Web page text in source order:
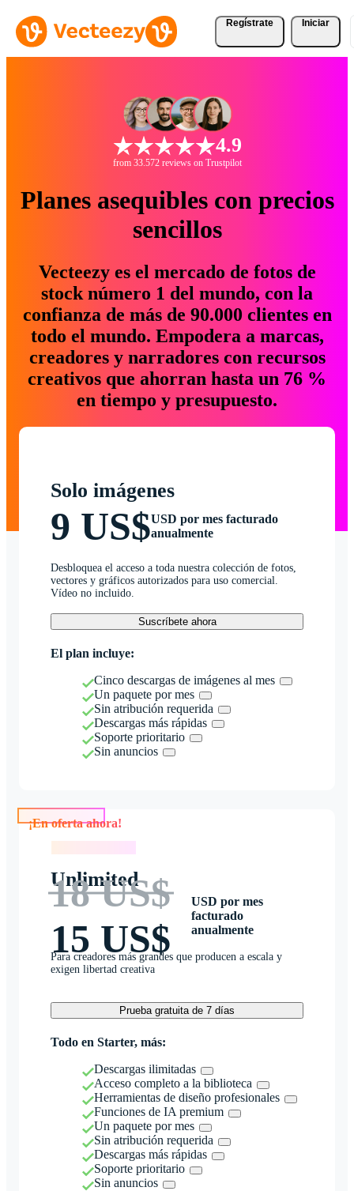
Regístrate Iniciar
4.9
from 33.572 reviews on Trustpilot
Planes asequibles con precios
sencillos
Vecteezy es el mercado de fotos de
stock número 1 del mundo, con la
confianza de más de 90.000 clientes en
todo el mundo. Empodera a marcas,
creadores y narradores con recursos
creativos que ahorran hasta un 76 %
en tiempo y presupuesto.
Solo imágenes
9 US$USD por mes facturado
anualmente
Desbloquea el acceso a toda nuestra colección de fotos,
vectores y gráficos autorizados para uso comercial.
Vídeo no incluido.
Suscríbete ahora
El plan incluye:
Cinco descargas de imágenes al mes
Un paquete por mes
Sin atribución requerida
Descargas más rápidas
Soporte prioritario
Sin anuncios
Unlimited
18 US$
15 US$
USD por mes
facturado
anualmente
Para creadores más grandes que producen a escala y
exigen libertad creativa
Prueba gratuita de 7 días
Todo en Starter, más:
Descargas ilimitadas
Acceso completo a la biblioteca
Herramientas de diseño profesionales
Funciones de IA premium
Un paquete por mes
Sin atribución requerida
Descargas más rápidas
Soporte prioritario
Sin anuncios